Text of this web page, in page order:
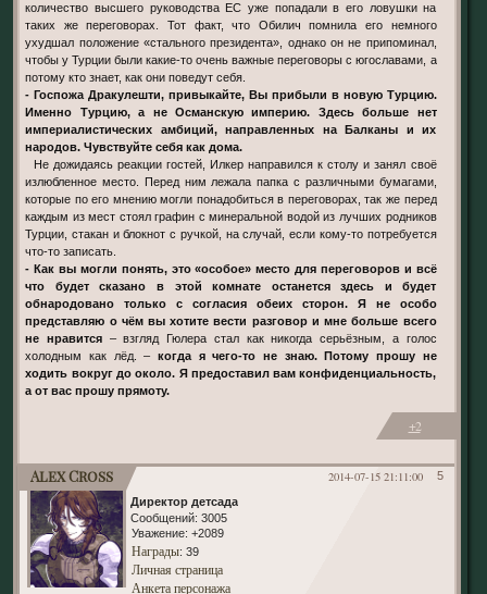
количество высшего руководства ЕС уже попадали в его ловушки на
таких же переговорах. Тот факт, что Обилич помнила его немного
ухудшал положение «стального президента», однако он не припоминал,
чтобы у Турции были какие-то очень важные переговоры с югославами, а
потому кто знает, как они поведут себя.
- Госпожа Дракулешти, привыкайте, Вы прибыли в новую Турцию.
Именно Турцию, а не Османскую империю. Здесь больше нет
империалистических амбиций, направленных на Балканы и их
народов. Чувствуйте себя как дома.
Не дожидаясь реакции гостей, Илкер направился к столу и занял своё
излюбленное место. Перед ним лежала папка с различными бумагами,
которые по его мнению могли понадобиться в переговорах, так же перед
каждым из мест стоял графин с минеральной водой из лучших родников
Турции, стакан и блокнот с ручкой, на случай, если кому-то потребуется
что-то записать.
- Как вы могли понять, это «особое» место для переговоров и всё
что будет сказано в этой комнате останется здесь и будет
обнародовано только с согласия обеих сторон. Я не особо
представляю о чём вы хотите вести разговор и мне больше всего
не нравится – взгляд Гюлера стал как никогда серьёзным, а голос
холодным как лёд. – когда я чего-то не знаю. Потому прошу не
ходить вокруг до около. Я предоставил вам конфиденциальность,
а от вас прошу прямоту.
+2
5
2014-07-15 21:11:00
Alex Cross
Директор детсада
Сообщений: 3005
Уважение: +2089
Награды: 39
Личная страница
Анкета персонажа